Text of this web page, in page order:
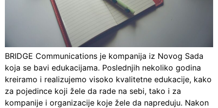
BRIDGE Communications je kompanija iz Novog Sada
koja se bavi edukacijama. Poslednjih nekoliko godina
kreiramo i realizujemo visoko kvalitetne edukacije, kako
za pojedince koji žele da rade na sebi, tako i za
kompanije i organizacije koje žele da napreduju. Nakon